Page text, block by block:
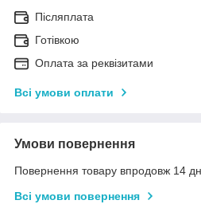
Післяплата
Готівкою
Оплата за реквізитами
Всі умови оплати
Умови повернення
Повернення товару впродовж 14
Всі умови повернення